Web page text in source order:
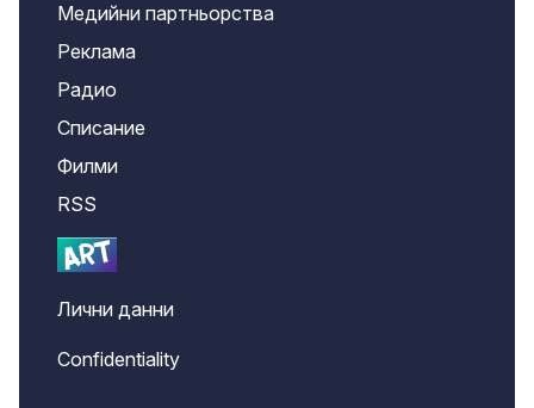
Медийни партньорства
Реклама
Радио
Списание
Филми
RSS
Лични данни
Confidentiality